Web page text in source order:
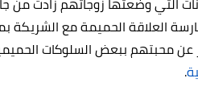
العلاقة الحميمة مع الشريكة
عن محبتهم ببعض السلوكات
.